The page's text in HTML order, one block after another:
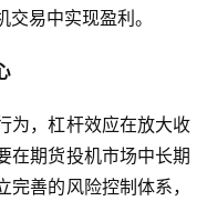
易中实现盈利。
为，杠杆效应在放大收
在期货投机市场中长期
善的风险控制体系，